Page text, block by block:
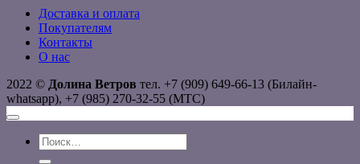
Доставка и оплата
Покупателям
Контакты
О нас
2022 © Долина Ветров тел. +7 (909) 649-66-13 (Билайн-
whatsapp), +7 (985) 270-32-55 (МТС)
Искать: